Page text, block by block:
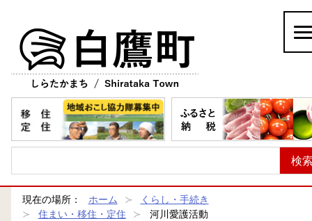
現在の場所： ホーム
くらし・手続き
住まい・移住・定住
河川愛護活動